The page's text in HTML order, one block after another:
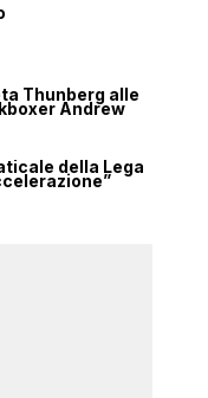
Thunberg alle
Andrew
della Lega